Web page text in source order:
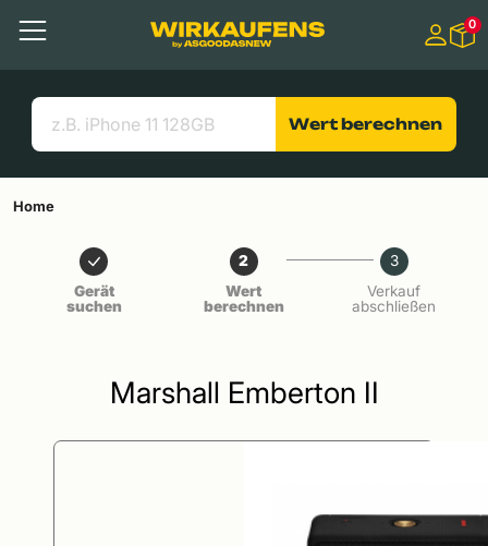
Menü
Suchen
Nützliche Links
0
Wert berechnen
Home
Gerät
suchen
2
Wert
berechnen
3
Verkauf
abschließen
Marshall Emberton II